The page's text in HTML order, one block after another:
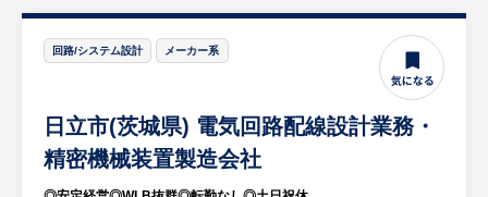
回路/システム設計 メーカー系
日立市(茨城県) 電気回路配線設計業務・
精密機械装置製造会社